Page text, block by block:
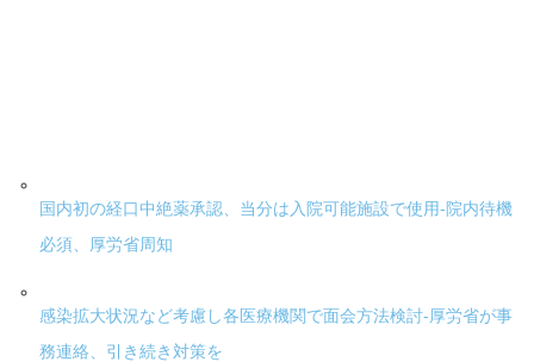
国内初の経口中絶薬承認、当分は入院可能施設で使用-院内待機
必須、厚労省周知
感染拡大状況など考慮し各医療機関で面会方法検討-厚労省が事
務連絡、引き続き対策を